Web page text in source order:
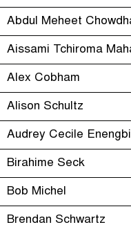
Abdul Meheet
Aissami Tchiroma
Alex Cobham
Alison Schultz
Audrey Cecile
Birahime Seck
Bob Michel
Brendan Schwartz